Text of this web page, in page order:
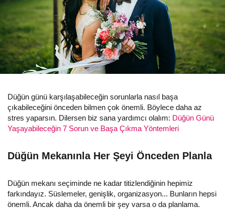
Düğün günü karşılaşabileceğin sorunlarla nasıl başa
çıkabileceğini önceden bilmen çok önemli. Böylece daha az
stres yaparsın. Dilersen biz sana yardımcı olalım: Düğün Günü
Yaşayabileceğin 7 Sorun ve Başa Çıkma Yöntemleri
Düğün Mekanınla Her Şeyi Önceden Planla
Düğün mekanı seçiminde ne kadar titizlendiğinin hepimiz
farkındayız. Süslemeler, genişlik, organizasyon... Bunların hepsi
önemli. Ancak daha da önemli bir şey varsa o da planlama.